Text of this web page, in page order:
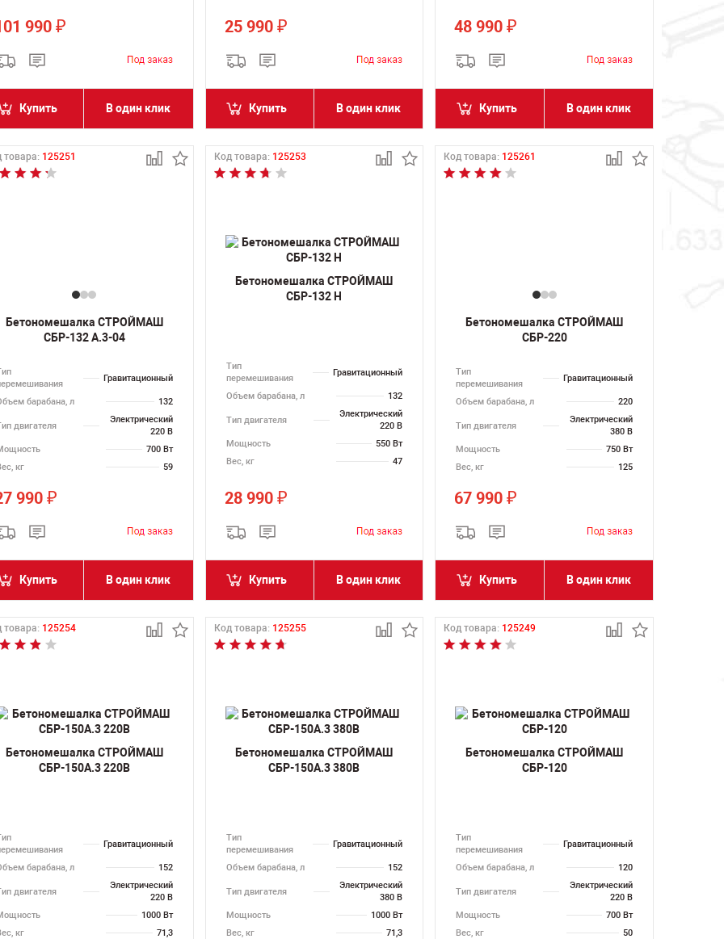
990 ₽
Купить В один клик
25 990 ₽
Купить В один клик
48 990₽
Купить В один клик
товара: 125251
Бетономешалка СТРОЙМАШ
СБР-132 А.3-04
Гравитационный
барабана, л 132
двигателя
Электрический
220 В
700 Вт
кг
59
990 ₽
Купить В один клик
Код товара: 125253
Бетономешалка СТРОЙМАШ
СБР-132 Н
Тип
перемешивания
Гравитационный
Объем барабана, л 132
Тип двигателя
Электрический
220 В
Мощность
550 Вт
Вес, кг
47
28 990 ₽
Купить В один клик
Код товара: 125261
Бетономешалка СТРОЙМАШ
СБР-220
Тип
перемешивания
Гравитационный
Объем барабана, л 220
Тип двигателя
Электрический
380 В
Мощность
750 Вт
Вес, кг
125
67 990₽
Купить В один клик
товара: 125254
Бетономешалка СТРОЙМАШ
СБР-150А.3 220В
Гравитационный
барабана, л 152
двигателя
Электрический
220 В
1000 Вт
кг
71,3
Код товара: 125255
Бетономешалка СТРОЙМАШ
СБР-150А.3 380В
Тип
перемешивания
Гравитационный
Объем барабана, л 152
Тип двигателя
Электрический
380 В
Мощность
1000 Вт
Вес, кг
71,3
Код товара: 125249
Бетономешалка СТРОЙМАШ
СБР-120
Тип
перемешивания
Гравитационный
Объем барабана, л 120
Тип двигателя
Электрический
220 В
Мощность
700 Вт
Вес, кг
50